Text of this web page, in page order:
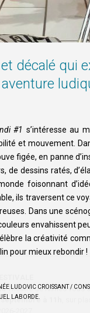
décalé qui
#1 s’intéresse au
et mouvement.
figée, en panne
de dessins ratés,
foisonnant
ils traversent ce
Dans une
envahissent
la créativité
pour mieux rebondir !
LUDOVIC CROISSANT /
LABORDE.
Théâtre de Nîmes vous
septembre à 11h